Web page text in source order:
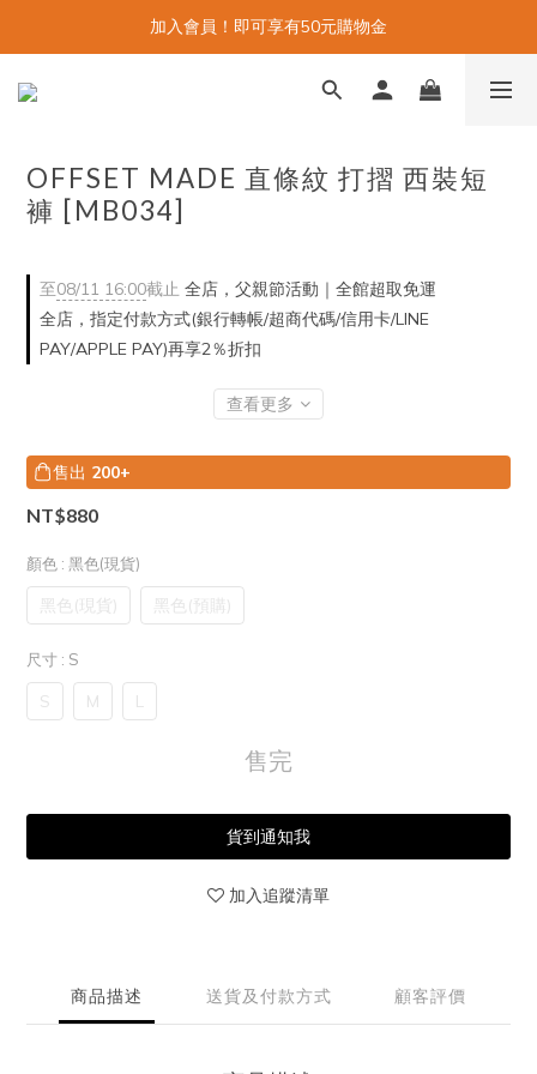
加入會員！即可享有50元購物金
OFFSET MADE 直條紋 打摺 西裝短
褲 [MB034]
至08/11 16:00截止 全店，父親節活動｜全館超取免運
全店，指定付款方式(銀行轉帳/超商代碼/信用卡/LINE
PAY/APPLE PAY)再享2％折扣
查看更多
售出 200+
NT$880
顏色 : 黑色(現貨)
黑色(現貨) 黑色(預購)
尺寸 : S
S M L
售完
貨到通知我
加入追蹤清單
商品描述 送貨及付款方式 顧客評價